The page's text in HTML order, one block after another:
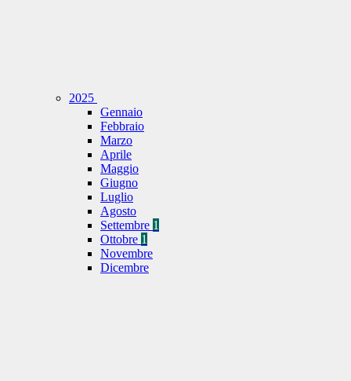
2025
Gennaio
Febbraio
Marzo
Aprile
Maggio
Giugno
Luglio
Agosto
Settembre 1
Ottobre 1
Novembre
Dicembre